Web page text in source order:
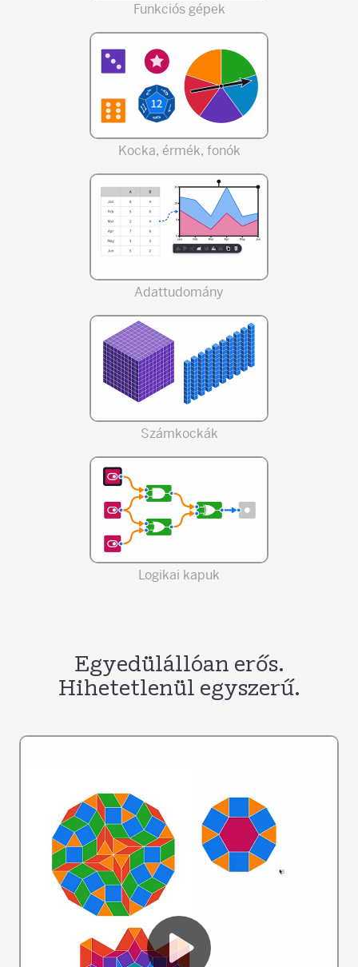
Funkciós gépek
Kocka, érmék, fonók
Adattudomány
Számkockák
Logikai kapuk
Egyedülállóan erős.
Hihetetlenül egyszerű.